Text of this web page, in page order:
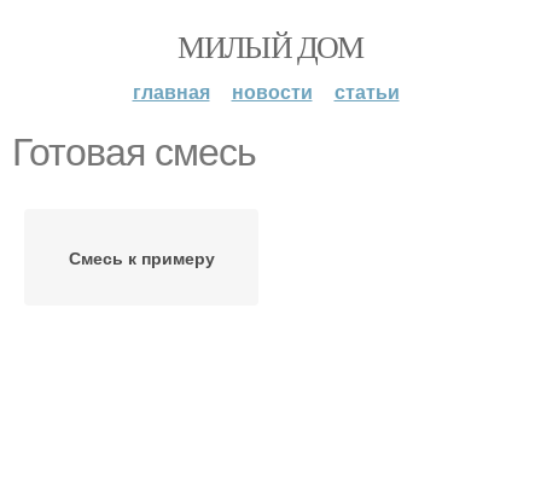
МИЛЫЙ ДОМ
главная новости статьи
Готовая смесь
Смесь к примеру